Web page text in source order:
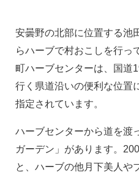
安曇野の北部に位置する池
らハーブで村おこしを行っ
町ハーブセンターは、国道
行く県道沿いの便利な位置
指定されています。
ハーブセンターから道を渡
ガーデン」があります。
と、ハーブの他月下美人や